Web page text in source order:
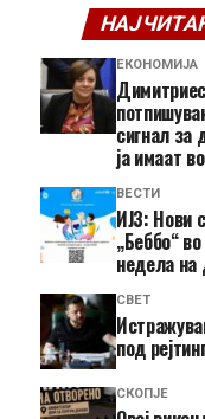
ЕКОНОМИЈА
сигнал за
ја имаат
ВЕСТИ
ИЈЗ: Нови
„Беббо“
недела
СВЕТ
под
СКОПЈЕ